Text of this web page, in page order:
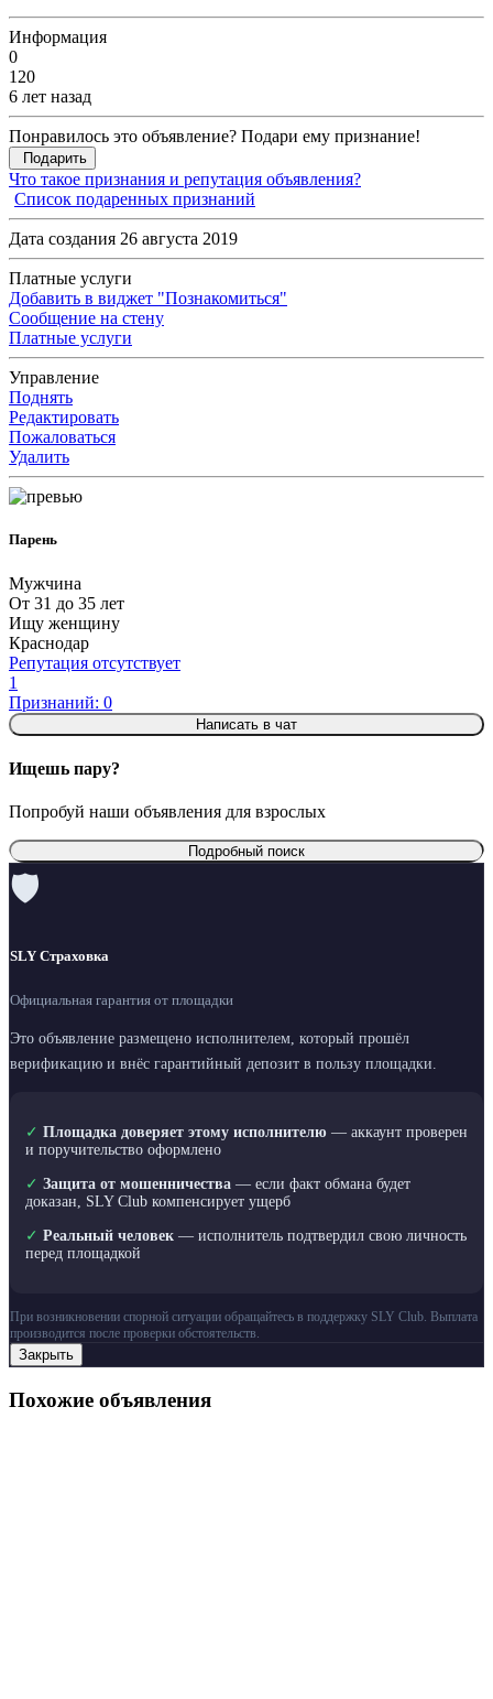
Информация
0
120
6 лет назад
Понравилось это объявление? Подари ему признание!
Подарить
Что такое признания и репутация объявления?
Список подаренных признаний
Дата создания 26 августа 2019
Платные услуги
Добавить в виджет "Познакомиться"
Сообщение на стену
Платные услуги
Управление
Поднять
Редактировать
Пожаловаться
Удалить
Парень
Мужчина
От 31 до 35 лет
Ищу женщину
Краснодар
Репутация отсутствует
1
Признаний: 0
Написать в чат
Ищешь пару?
Попробуй наши объявления для взрослых
Подробный поиск
🛡
SLY Страховка
Официальная гарантия от площадки
Это объявление размещено исполнителем, который прошёл
верификацию и внёс гарантийный депозит в пользу площадки.
✓ Площадка доверяет этому исполнителю — аккаунт проверен
и поручительство оформлено
✓ Защита от мошенничества — если факт обмана будет
доказан, SLY Club компенсирует ущерб
✓ Реальный человек — исполнитель подтвердил свою личность
перед площадкой
При возникновении спорной ситуации обращайтесь в поддержку SLY Club. Выплата
производится после проверки обстоятельств.
Закрыть
Похожие объявления